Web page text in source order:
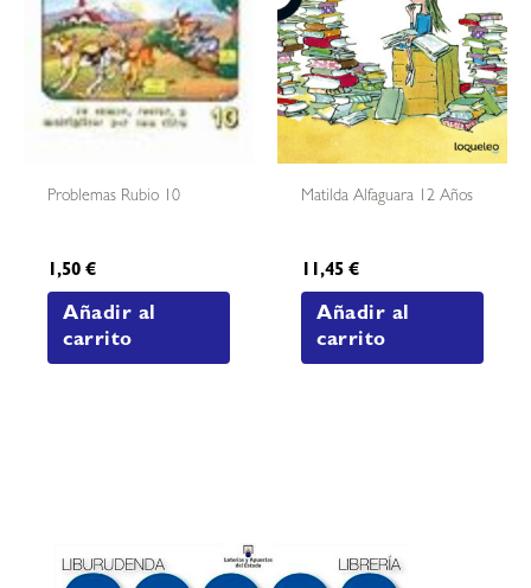
Problemas Rubio 10
1,50€
Añadir al
carrito
Matilda Alfaguara 12 Años
11,45€
Añadir al
carrito